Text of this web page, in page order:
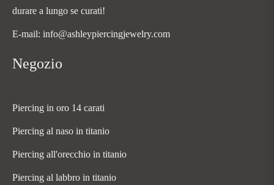
durare a lungo se curati!
E-mail: info@ashleypiercingjewelry.com
Negozio
Piercing in oro 14 carati
Piercing al naso in titanio
Piercing all'orecchio in titanio
Piercing al labbro in titanio